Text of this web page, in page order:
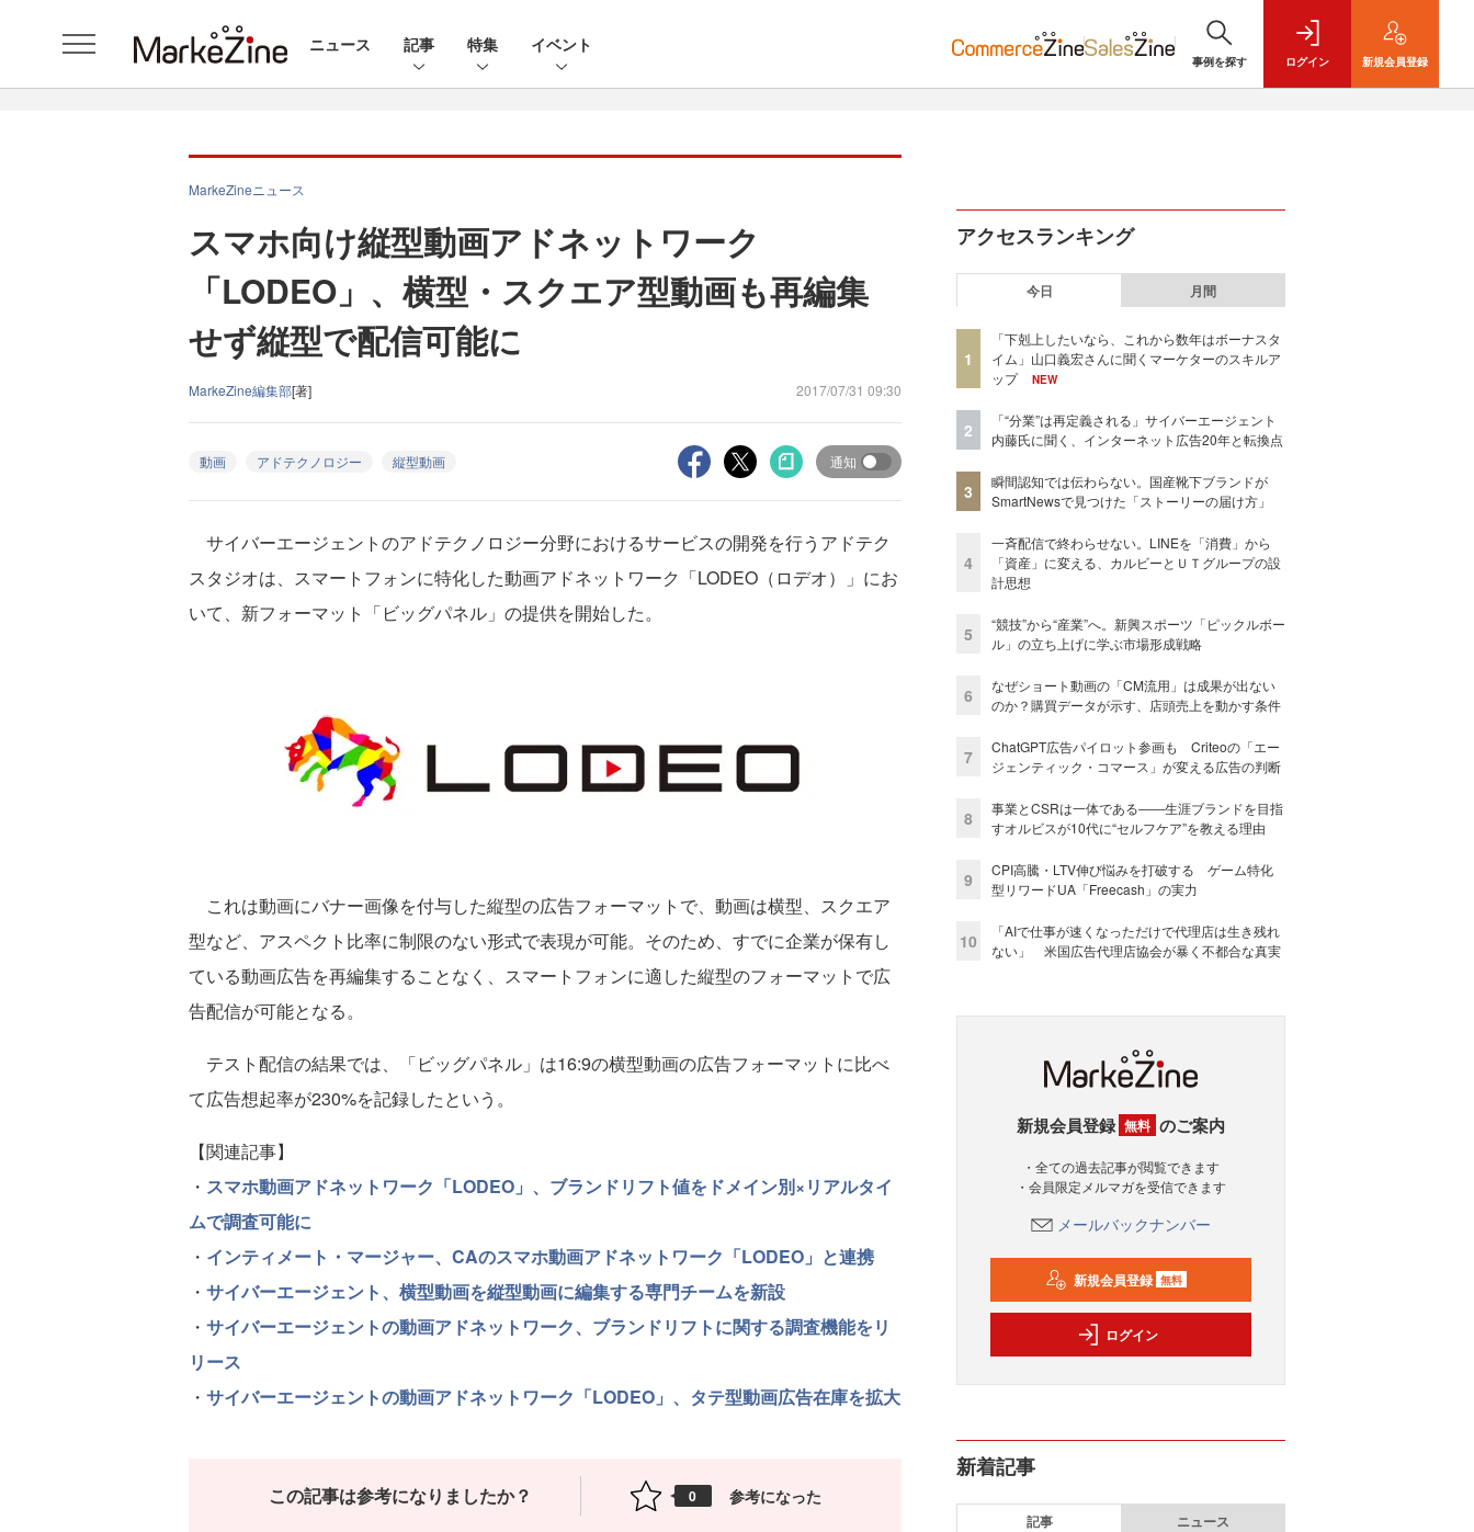
ニュース 記事 特集 イベント
事例を探す ログイン 新規会員登録
MarkeZineニュース
スマホ向け縦型動画アドネットワーク
「LODEO」、横型・スクエア型動画も再編集
せず縦型で配信可能に
MarkeZine編集部[著] 2017/07/31 09:30
動画 アドテクノロジー 縦型動画 通知
サイバーエージェントのアドテクノロジー分野におけるサービスの開発を行うアドテク
スタジオは、スマートフォンに特化した動画アドネットワーク「LODEO（ロデオ）」にお
いて、新フォーマット「ビッグパネル」の提供を開始した。
これは動画にバナー画像を付与した縦型の広告フォーマットで、動画は横型、スクエア
型など、アスペクト比率に制限のない形式で表現が可能。そのため、すでに企業が保有し
ている動画広告を再編集することなく、スマートフォンに適した縦型のフォーマットで広
告配信が可能となる。
テスト配信の結果では、「ビッグパネル」は16:9の横型動画の広告フォーマットに比べ
て広告想起率が230%を記録したという。
【関連記事】
・ スマホ動画アドネットワーク「LODEO」、ブランドリフト値をドメイン別×リアルタイ
ムで調査可能に
・ インティメート・マージャー、CAのスマホ動画アドネットワーク「LODEO」と連携
・ サイバーエージェント、横型動画を縦型動画に編集する専門チームを新設
・ サイバーエージェントの動画アドネットワーク、ブランドリフトに関する調査機能をリ
リース
・ サイバーエージェントの動画アドネットワーク「LODEO」、タテ型動画広告在庫を拡大
この記事は参考になりましたか？ 0 参考になった
アクセスランキング
今日 月間
1
「下剋上したいなら、これから数年はボーナスタ
イム」山口義宏さんに聞くマーケターのスキルア
ップ
NEW
2
「“分業”は再定義される」サイバーエージェント
内藤氏に聞く、インターネット広告20年と転換点
3
瞬間認知では伝わらない。国産靴下ブランドが
SmartNewsで見つけた「ストーリーの届け方」
4
一斉配信で終わらせない。LINEを「消費」から
「資産」に変える、カルビーとＵＴグループの設
計思想
5
“競技”から“産業”へ。新興スポーツ「ピックルボー
ル」の立ち上げに学ぶ市場形成戦略
6
なぜショート動画の「CM流用」は成果が出ない
のか？購買データが示す、店頭売上を動かす条件
7
ChatGPT広告パイロット参画も Criteoの「エー
ジェンティック・コマース」が変える広告の判断
8
事業とCSRは一体である――生涯ブランドを目指
すオルビスが10代に“セルフケア”を教える理由
9
CPI高騰・LTV伸び悩みを打破する ゲーム特化
型リワードUA「Freecash」の実力
10
「AIで仕事が速くなっただけで代理店は生き残れ
ない」 米国広告代理店協会が暴く不都合な真実
新規会員登録 無料 のご案内
・全ての過去記事が閲覧できます
・会員限定メルマガを受信できます
メールバックナンバー
新規会員登録 無料
ログイン
新着記事
記事 ニュース